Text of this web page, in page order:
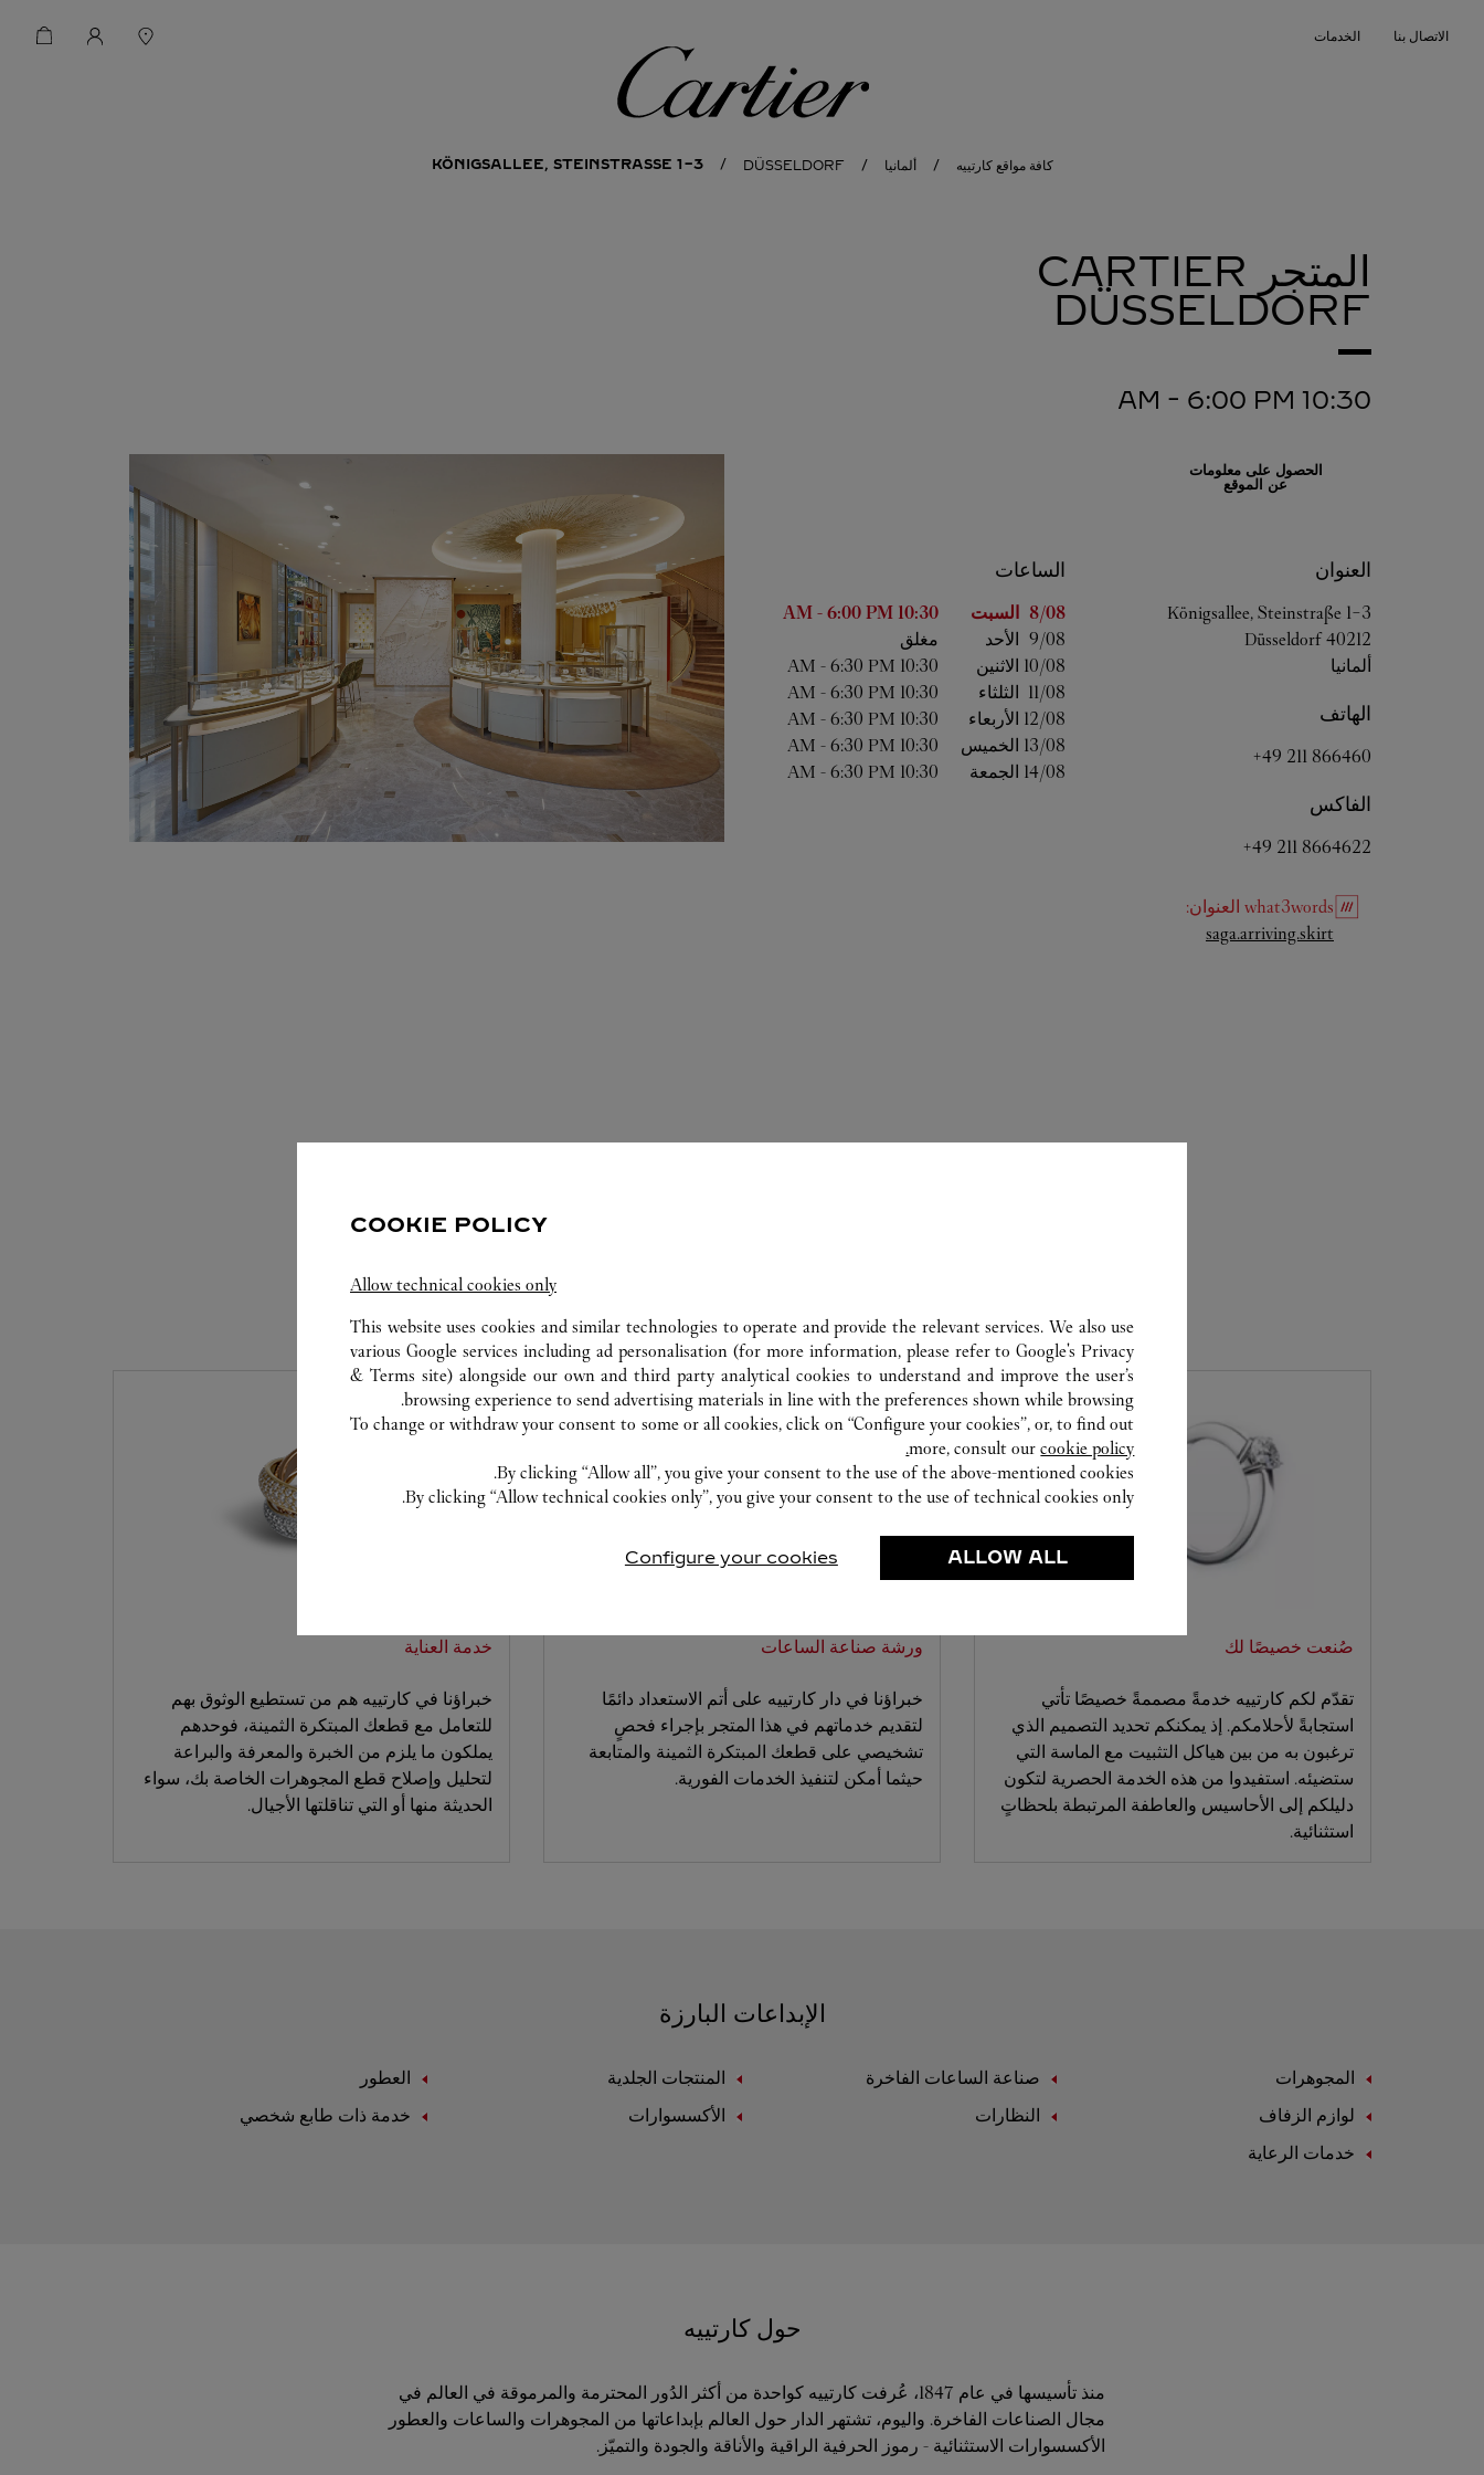
الاتصال بنا الخدمات
كافة مواقع كارتييه ألمانيا DÜSSELDORF
KÖNIGSALLEE, STEINSTRASSE 1-3
المتجر CARTIER
DÜSSELDORF
10:30 AM
- 6:00 PM
الحصول على معلومات
عن الموقع
العنوان
Königsallee, Steinstraße 1-3
40212
Düsseldorf
ألمانيا
الهاتف
+49 211 866460
الفاكس
+49 211 8664622
الساعات
اليوم من الأسبوع الساعات 8/08 السبت 10:30 AM
- 6:00 PM
9/08 الأحد
مغلق
10/08 الاثنين 10:30 AM
- 6:30 PM
11/08 الثلثاء 10:30 AM
- 6:30 PM
12/08 الأربعاء 10:30 AM
- 6:30 PM
13/08 الخميس 10:30 AM
- 6:30 PM
14/08 الجمعة 10:30 AM
- 6:30 PM
what3words العنوان:
saga.arriving.skirt
Link Opens in New Tab
الخدمات المتوفّرة في متجر كارتييه هذا
صُنعت خصيصًا لك
تقدّم لكم كارتييه خدمةً مصممةً خصيصًا تأتي
استجابةً لأحلامكم. إذ يمكنكم تحديد التصميم الذي
ترغبون به من بين هياكل التثبيت مع الماسة التي
ستضيئه. استفيدوا من هذه الخدمة الحصرية لتكون
دليلكم إلى الأحاسيس والعاطفة المرتبطة بلحظاتٍ
استثنائية.
ورشة صناعة الساعات
خبراؤنا في دار كارتييه على أتم الاستعداد دائمًا
لتقديم خدماتهم في هذا المتجر بإجراء فحصٍ
تشخيصي على قطعك المبتكرة الثمينة والمتابعة
حيثما أمكن لتنفيذ الخدمات الفورية.
خدمة العناية
خبراؤنا في كارتييه هم من تستطيع الوثوق بهم
للتعامل مع قطعك المبتكرة الثمينة، فوحدهم
يملكون ما يلزم من الخبرة والمعرفة والبراعة
لتحليل وإصلاح قطع المجوهرات الخاصة بك، سواء
الحديثة منها أو التي تناقلتها الأجيال.
الإبداعات البارزة
المجوهرات صناعة الساعات الفاخرة المنتجات الجلدية
العطور
لوازم الزفاف
النظارات الأكسسوارات
خدمة ذات طابع شخصي
خدمات الرعاية
حول كارتييه
منذ تأسيسها في عام 1847، عُرفت كارتييه كواحدة من أكثر الدُور المحترمة والمرموقة في العالم في
مجال الصناعات الفاخرة. واليوم، تشتهر الدار حول العالم بإبداعاتها من المجوهرات والساعات والعطور
الأكسسوارات الاستثنائية - رموز الحرفية الراقية والأناقة والجودة والتميّز.
COOKIE POLICY
Allow technical cookies only
This website uses cookies and similar technologies to operate and provide the relevant services. We also use
various Google services including ad personalisation (for more information, please refer toGoogle's Privacy
& Terms site) alongside our own and third party analytical cookies to understand and improve the user’s
browsing experience to send advertising materials in line with the preferences shown while browsing.
To change or withdraw your consent to some or all cookies, click on “Configure your cookies”, or, to find out
more, consult ourcookie policy.
By clicking “Allow all”, you give your consent to the use of the above-mentioned cookies.
By clicking “Allow technical cookies only”, you give your consent to the use of technical cookies only.
ALLOW ALL
Configure your cookies